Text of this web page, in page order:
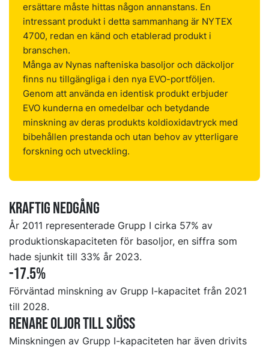
ersättare måste hittas någon annanstans. En
intressant produkt i detta sammanhang är NYTEX
4700, redan en känd och etablerad produkt i
branschen.
Många av Nynas nafteniska basoljor och däckoljor
finns nu tillgängliga i den nya EVO-portföljen.
Genom att använda en identisk produkt erbjuder
EVO kunderna en omedelbar och betydande
minskning av deras produkts koldioxidavtryck med
bibehållen prestanda och utan behov av ytterligare
forskning och utveckling.
Kraftig nedgång
År 2011 representerade Grupp I cirka 57% av
produktionskapaciteten för basoljor, en siffra som
hade sjunkit till 33% år 2023.
-17.5%
Förväntad minskning av Grupp I-kapacitet från 2021
till 2028.
Renare oljor till sjöss
Minskningen av Grupp I-kapaciteten har även drivits